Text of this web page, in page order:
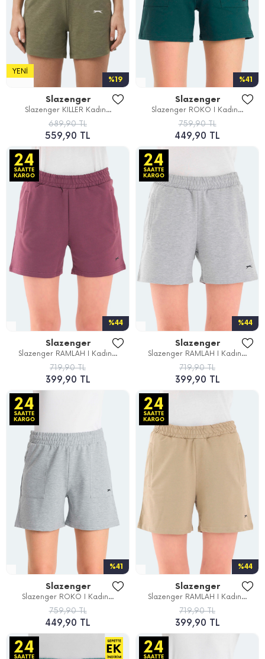
%19
YENI
Slazenger
Slazenger KILLER Kadın...
689,90 TL
559,90 TL
%41
Slazenger
Slazenger ROKO I Kadın...
759,90 TL
449,90 TL
%44
Slazenger
Slazenger RAMLAH I Kadın...
719,90 TL
399,90 TL
%44
Slazenger
Slazenger RAMLAH I Kadın...
719,90 TL
399,90 TL
%41
Slazenger
Slazenger ROKO I Kadın...
759,90 TL
449,90 TL
%44
Slazenger
Slazenger RAMLAH I Kadın...
719,90 TL
399,90 TL